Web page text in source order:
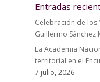
Entradas
Celebración de
Guillermo Sánchez
La Academia
territorial en el
7 julio, 2026